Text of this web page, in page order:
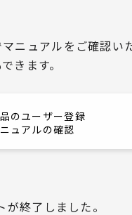
ニュアルをご確認い
きます。
のユーザー登録
ニュアルの確認
終了しました。